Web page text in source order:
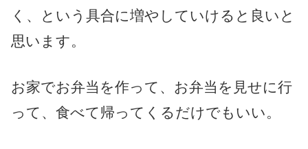
く、という具合に増やしていけると良いと
思います。
お家でお弁当を作って、お弁当を見せに行
って、食べて帰ってくるだけでもいい。